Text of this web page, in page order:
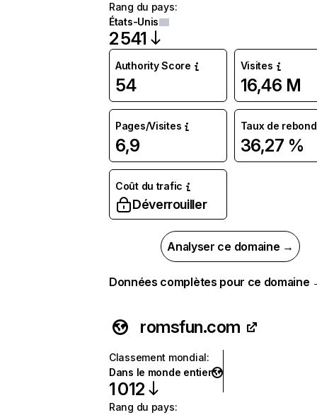
Rang du pays:
États-Unis
2 541
Authority Score
54
Visites
16,46 M
Pages/Visites
6,9
Taux de rebond
36,27 %
Coût du trafic
Déverrouiller
Analyser ce domaine →
Données complètes pour ce domaine
romsfun.com
Classement mondial:
Dans le monde entier
1 012
Rang du pays: